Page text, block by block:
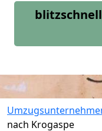
nach Krogaspe